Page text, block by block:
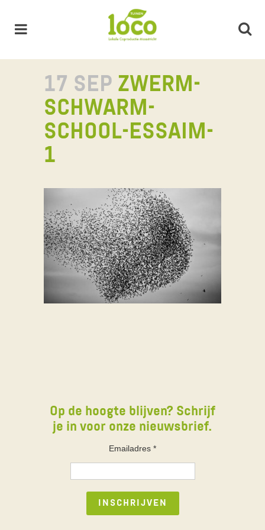
17 SEP ZWERM-
SCHWARM-
SCHOOL-ESSAIM-
1
Op de hoogte blijven? Schrijf
je in voor onze nieuwsbrief.
Emailadres *